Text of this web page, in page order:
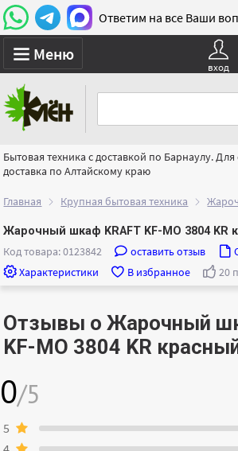
Ответим на все Ваши
Меню
вход
Бытовая техника с доставкой по Барнаулу.
доставка по Алтайскому краю
Главная Крупная бытовая техника
Жарочный шкаф KRAFT KF-MO 3804 KR
Код товара: 0123842 оставить отзыв
Характеристики
В избранное 20
Отзывы о Жарочный
KF-MO 3804 KR
0/5
5